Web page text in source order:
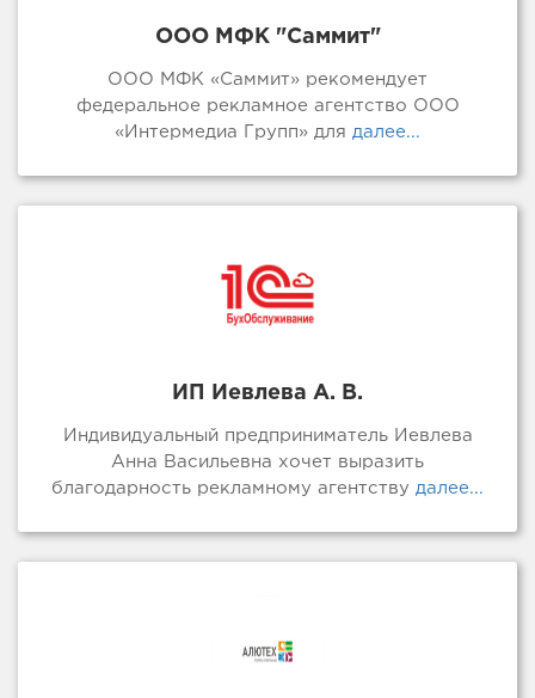
ООО МФК "Саммит"
ООО МФК «Саммит» рекомендует
федеральное рекламное агентство ООО
«Интермедиа Групп» для далее...
ИП Иевлева А. В.
Индивидуальный предприниматель Иевлева
Анна Васильевна хочет выразить
благодарность рекламному агентству далее...